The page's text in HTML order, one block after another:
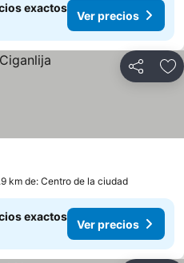
exactos
Ver precios
Compartir
km de: Centro de la ciudad
exactos
Ver precios